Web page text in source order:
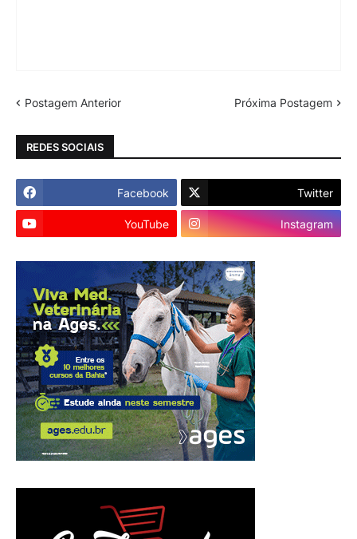
Postagem Anterior Próxima Postagem
REDES SOCIAIS
Facebook Twitter
YouTube Instagram